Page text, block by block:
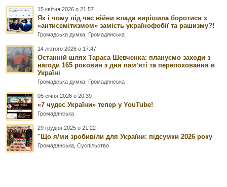
15 квітня 2026 о 21:57
Як і чому під час війни влада вирішила боротися з
«антисемітизмом» замість українофобії та рашизму?!
Громадська думка Громадянська
14 лютого 2026 о 17:47
Останній шлях Тараса Шевченка: плануємо заходи з
нагоди 165 роковин з дня памʼяті та перепоховання в
Україні
Громадська думка Громадянська
05 січня 2026 о 20:39
«7 чудес України» тепер у YouTube!
Громадянська
29 грудня 2025 о 21:22
"Що я/ми зробив/ли для України: підсумки 2026 року
Громадянська ,Суспільство